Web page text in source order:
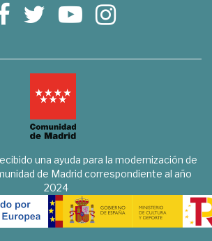
una ayuda para la modernización de
de Madrid correspondiente al año
2024